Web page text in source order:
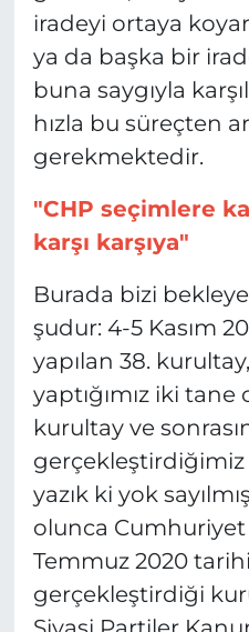
iradeyi ortaya
ya da başka bir
buna saygıyla
hızla bu süreçten
gerekmektedir.
"CHP seçimlere
karşı karşıya"
Burada bizi
şudur: 4-5 Kasım
yapılan 38.
yaptığımız iki
kurultay ve
yazık ki yok
olunca Cumhuriyet
Temmuz 2020
gerçekleştirdiği